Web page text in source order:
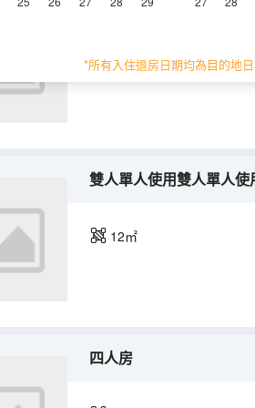
*所有入住退房日期均為目的地
12㎡
雙人單人使用雙人單人使
12㎡
四人房